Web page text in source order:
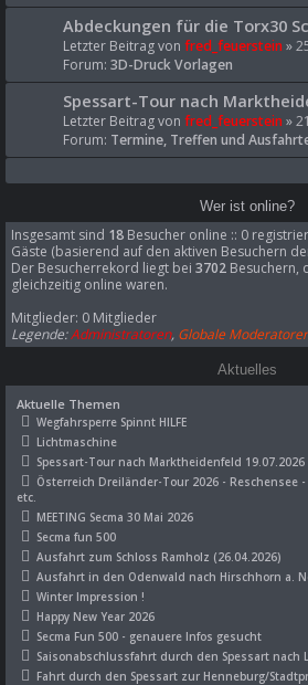
Abdeckungen für die Torx30
Letzter Beitrag von fred_feuerstein »
Forum: 3D-Druck Vorlagen
Spessart-Tour nach
Letzter Beitrag von fred_feuerstein »
Forum: Termine, Treffen und
Wer ist online?
Insgesamt sind 18 Besucher online :: 0
Gäste (basierend auf den aktiven Besuchern
Der Besucherrekord liegt bei 3702 Besuchern,
gleichzeitig online waren.
Mitglieder: 0 Mitglieder
Legende:Administratoren, Globale
Aktuelles
Aktuelle Themen
Wegfahrsperre Spinnt HILFE
Lichtmaschine
Spessart-Tour nach Marktheidenfeld 19.07.2026
Österreich Dreiländer-Tour 2026 - Reschensee
etc.
MEETING Secma 30 Mai 2026
Secma fun 500
Ausfahrt zum Schloss Ramholz (26.04.2026)
Ausfahrt in den Odenwald nach Hirschhorn a.
Winter Impression !
Happy New Year 2026
Secma Fun 500 - genauere Infos gesucht
Saisonabschlussfahrt durch den Spessart nach
Fahrt durch den Spessart zur Henneburg/